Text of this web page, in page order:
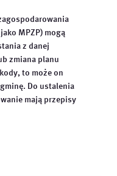
MPZP) mogą
z danej
zmiana planu
to może on
Do ustalenia
mają przepisy